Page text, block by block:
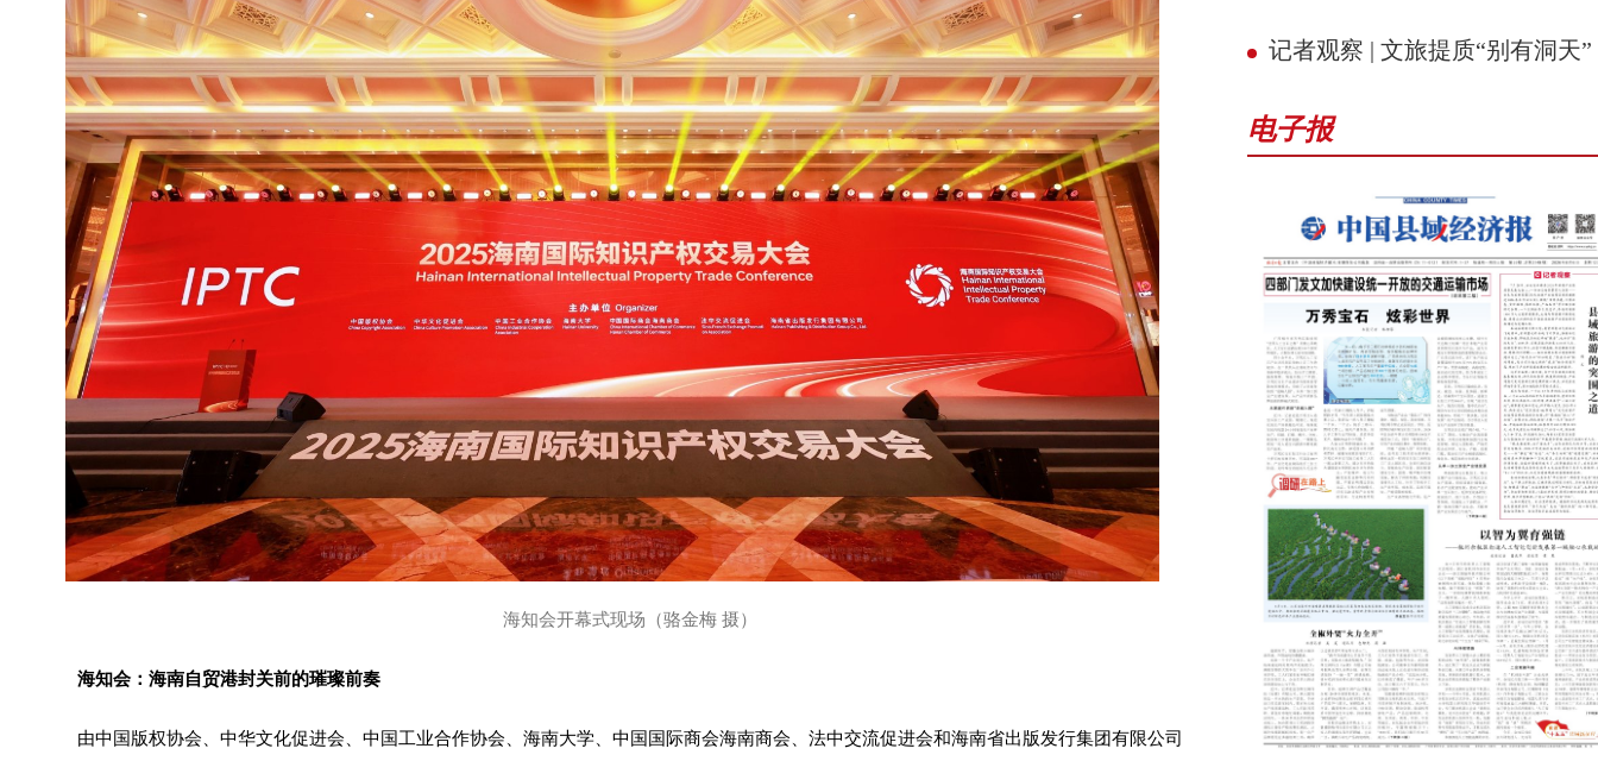
海知会开幕式现场（骆金梅 摄）
海知会：海南自贸港封关前的璀璨前奏
由中国版权协会、中华文化促进会、中国工业合作协会、海南大学、中国国际商会海南商会、法中交流促进会和海南省出版发行集团有限公司
记者观察 | 文旅提质“别有洞天”
电子报